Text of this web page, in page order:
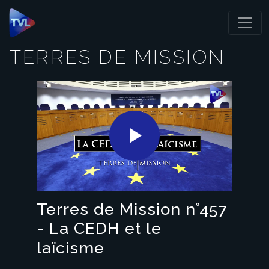
Panneau de gestion des cookies
TERRES DE MISSION
Play
Video
Terres de Mission n°457
- La CEDH et le
laïcisme